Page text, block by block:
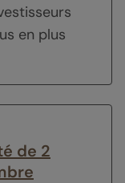
en plus
de 2